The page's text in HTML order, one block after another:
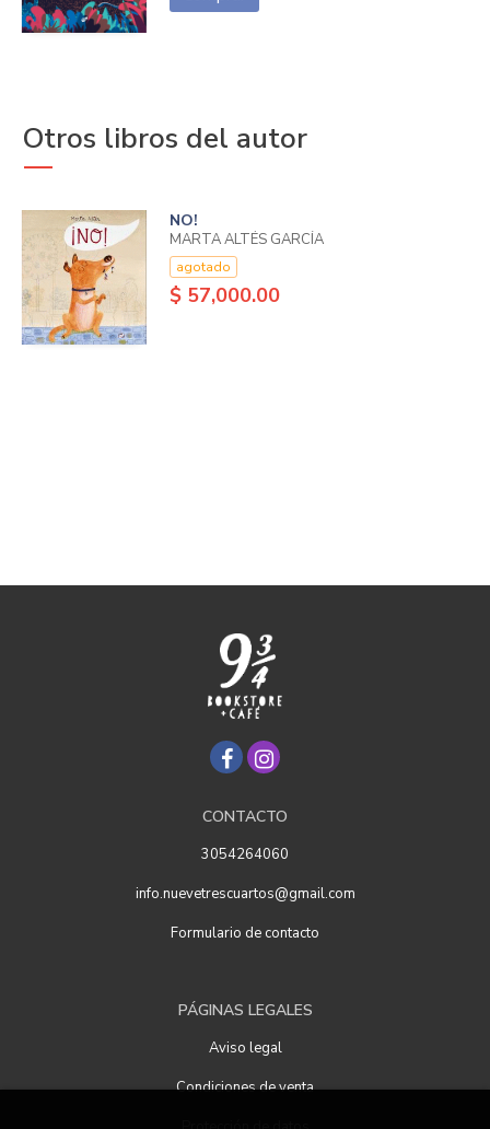
Otros libros del autor
NO!
MARTA ALTÉS GARCÍA
agotado
$ 57,000.00
CONTACTO
3054264060
info.nuevetrescuartos@gmail.com
Formulario de contacto
PÁGINAS LEGALES
Aviso legal
Condiciones de venta